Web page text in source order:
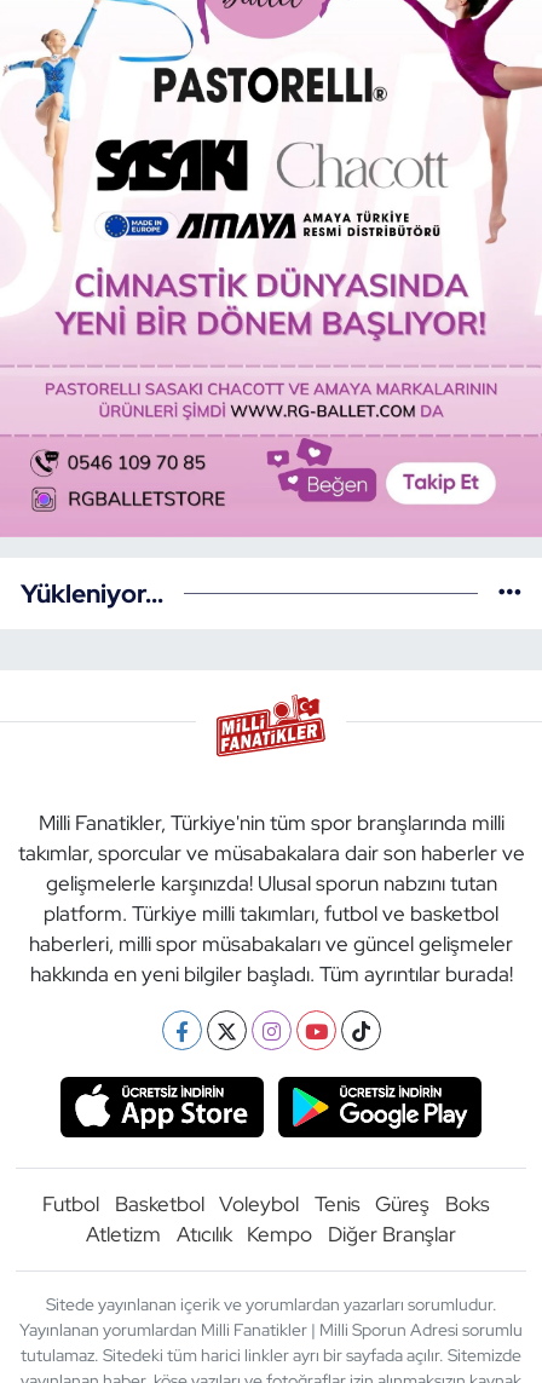
Yükleniyor...
Milli Fanatikler, Türkiye'nin tüm spor branşlarında milli
takımlar, sporcular ve müsabakalara dair son haberler ve
gelişmelerle karşınızda! Ulusal sporun nabzını tutan
platform. Türkiye milli takımları, futbol ve basketbol
haberleri, milli spor müsabakaları ve güncel gelişmeler
hakkında en yeni bilgiler başladı. Tüm ayrıntılar burada!
Futbol Basketbol Voleybol Tenis Güreş
Boks
Atletizm
Atıcılık Kempo Diğer Branşlar
Sitede yayınlanan içerik ve yorumlardan yazarları sorumludur.
Yayınlanan yorumlardan Milli Fanatikler | Milli Sporun Adresi sorumlu
tutulamaz. Sitedeki tüm harici linkler ayrı bir sayfada açılır. Sitemizde